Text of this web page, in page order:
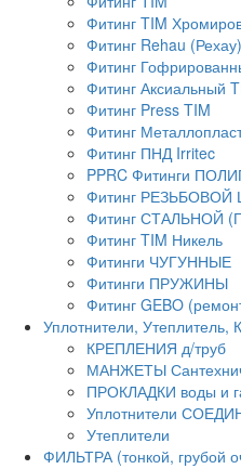
Фитинг TIM
Фитинг Rehau (Рехау)
Фитинг
Фитинг Аксиальный
Фитинг Press TIM
Фитинг
Фитинг ПНД Irritec
PPRC Фитинги
Фитинг РЕЗЬБОВОЙ
Фитинг СТАЛЬНОЙ
Фитинг TIM Никель
Фитинги ЧУГУННЫЕ
Фитинги ПРУЖИНЫ
Фитинг GEBO
Уплотнители,
КРЕПЛЕНИЯ д/труб
МАНЖЕТЫ
ПРОКЛАДКИ воды и
Уплотнители
Утеплители
ФИЛЬТРА (тонкой, грубой